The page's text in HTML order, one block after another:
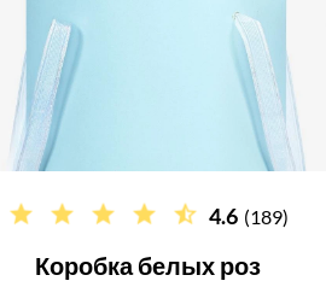
4.6 (189)
Коробка белых роз